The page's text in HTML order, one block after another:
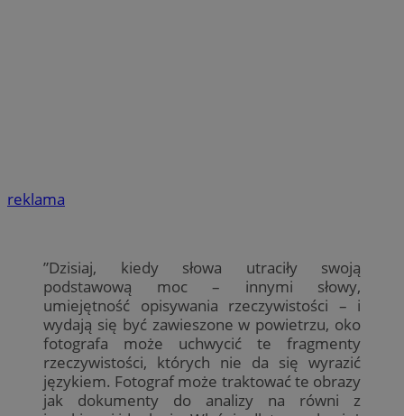
reklama
”Dzisiaj, kiedy słowa utraciły swoją
podstawową moc – innymi słowy,
umiejętność opisywania rzeczywistości – i
wydają się być zawieszone w powietrzu, oko
fotografa może uchwycić te fragmenty
rzeczywistości, których nie da się wyrazić
językiem. Fotograf może traktować te obrazy
jak dokumenty do analizy na równi z